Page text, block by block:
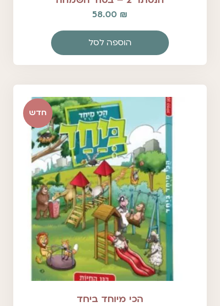
58.00 ₪
הוספה לסל
חדש
הכי מיוחד ביחד